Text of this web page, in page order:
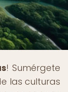
! Sumérgete
las culturas